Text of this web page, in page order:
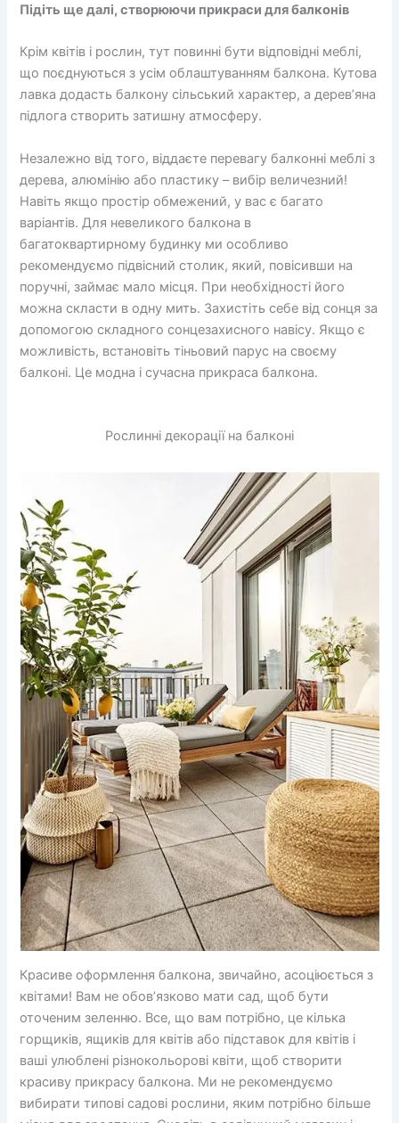
Підіть ще далі, створюючи прикраси для балконів
Крім квітів і рослин, тут повинні бути відповідні меблі,
що поєднуються з усім облаштуванням балкона. Кутова
лавка додасть балкону сільський характер, а дерев’яна
підлога створить затишну атмосферу.
Незалежно від того, віддаєте перевагу балконні меблі з
дерева, алюмінію або пластику – вибір величезний!
Навіть якщо простір обмежений, у вас є багато
варіантів. Для невеликого балкона в
багатоквартирному будинку ми особливо
рекомендуємо підвісний столик, який, повісивши на
поручні, займає мало місця. При необхідності його
можна скласти в одну мить. Захистіть себе від сонця за
допомогою складного сонцезахисного навісу. Якщо є
можливість, встановіть тіньовий парус на своєму
балконі. Це модна і сучасна прикраса балкона.
Рослинні декорації на балконі
Красиве оформлення балкона, звичайно, асоціюється з
квітами! Вам не обов’язково мати сад, щоб бути
оточеним зеленню. Все, що вам потрібно, це кілька
горщиків, ящиків для квітів або підставок для квітів і
ваші улюблені різнокольорові квіти, щоб створити
красиву прикрасу балкона. Ми не рекомендуємо
вибирати типові садові рослини, яким потрібно більше